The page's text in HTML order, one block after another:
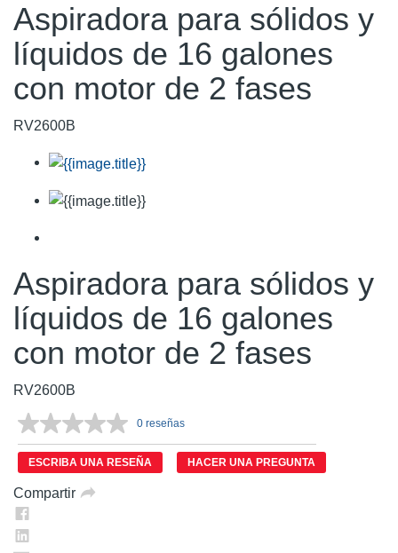
Aspiradora para sólidos y
líquidos de 16 galones
con motor de 2 fases
RV2600B
Aspiradora para sólidos y
líquidos de 16 galones
con motor de 2 fases
RV2600B
Sin
puntuación.
Enlace
en
0 reseñas
ESCRIBA UNA RESEÑA HACER UNA PREGUNTA
Compartir